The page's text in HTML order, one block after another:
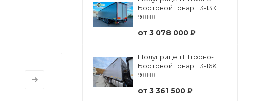
Бортовой Тонар Т3-13К
9888
от 3 078 000 ₽
Полуприцеп Шторно-
Бортовой Тонар Т3-16K
98881
от 3 361 500 ₽